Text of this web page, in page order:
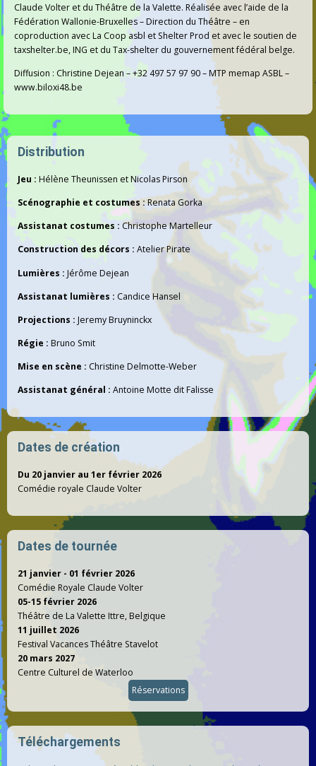
Claude Volter et du Théâtre de la Valette. Réalisée avec l’aide de la
Fédération Wallonie-Bruxelles – Direction du Théâtre – en
coproduction avec La Coop asbl et Shelter Prod et avec le soutien de
taxshelter.be, ING et du Tax-shelter du gouvernement fédéral belge.
Diffusion : Christine Dejean – +32 497 57 97 90 – MTP memap ASBL –
www.biloxi48.be
Distribution
Jeu : Hélène Theunissen et Nicolas Pirson
Scénographie et costumes :Renata Gorka
Assistanat costumes : Christophe Martelleur
Construction des décors : Atelier Pirate
Lumières : Jérôme Dejean
Assistanat lumières : Candice Hansel
Projections : Jeremy Bruyninckx
Régie : Bruno Smit
Mise en scène : Christine Delmotte-Weber
Assistanat général : Antoine Motte dit Falisse
Dates de création
Du 20 janvier au 1er février 2026
Comédie royale Claude Volter
Dates de tournée
21 janvier - 01 février 2026
Comédie Royale Claude Volter
05-15 février 2026
Théâtre de La Valette Ittre, Belgique
11 juillet 2026
Festival Vacances Théâtre Stavelot
20 mars 2027
Centre Culturel de Waterloo
Réservations
Téléchargements